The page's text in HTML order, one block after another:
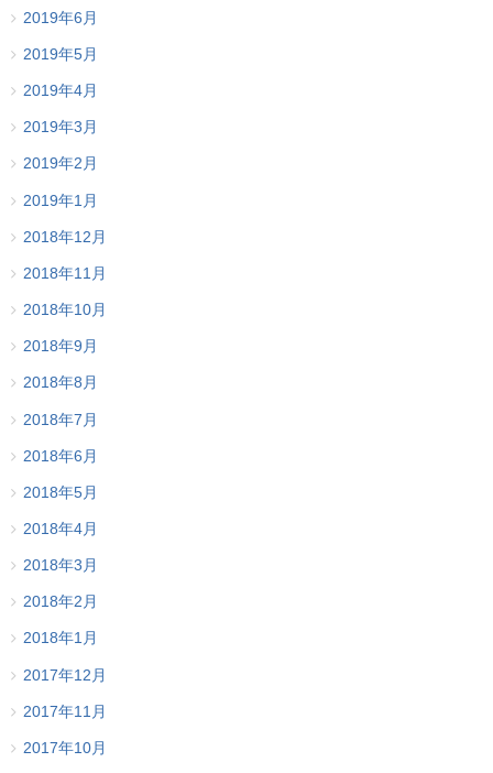
2019年6月
2019年5月
2019年4月
2019年3月
2019年2月
2019年1月
2018年12月
2018年11月
2018年10月
2018年9月
2018年8月
2018年7月
2018年6月
2018年5月
2018年4月
2018年3月
2018年2月
2018年1月
2017年12月
2017年11月
2017年10月